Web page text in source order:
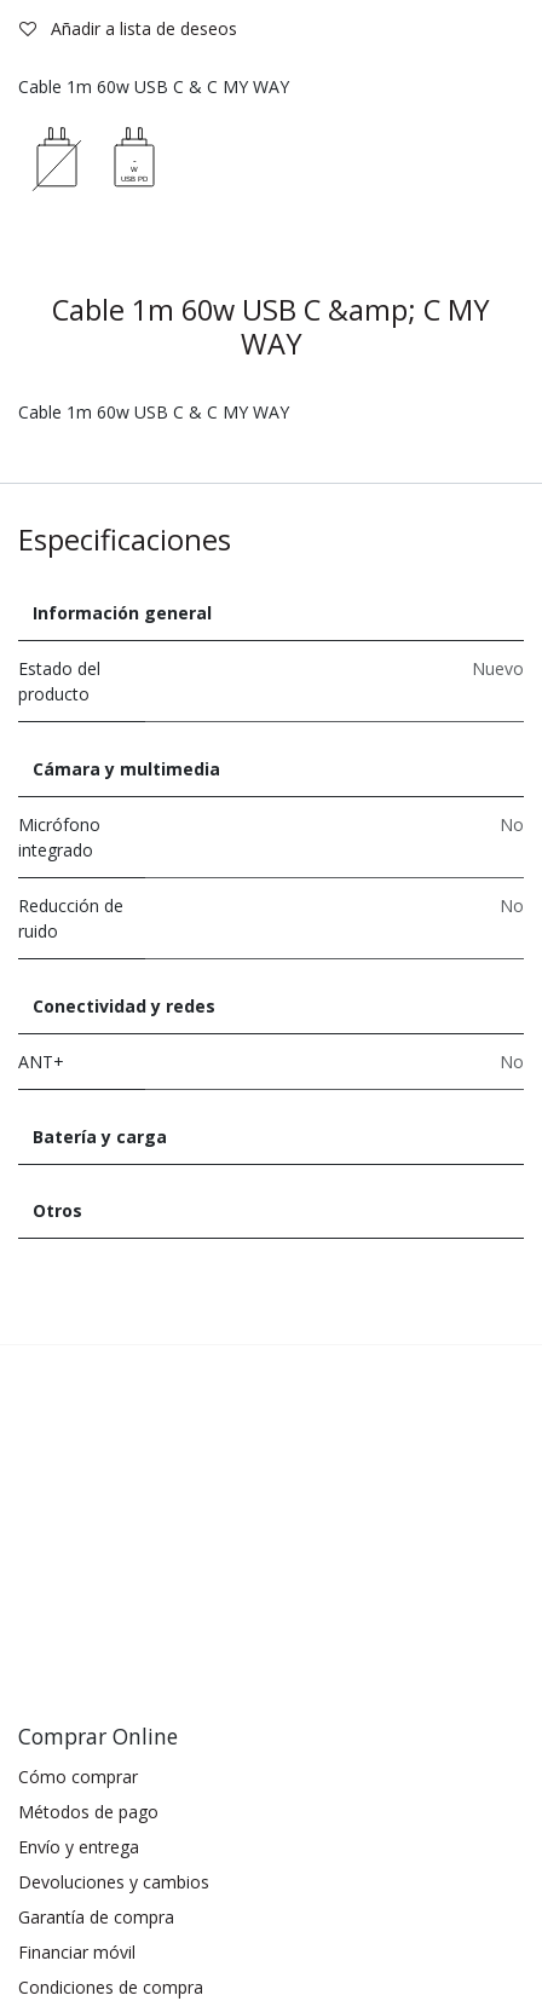
Añadir a lista de deseos
Cable 1m 60w USB C & C MY WAY
Cable 1m 60w USB C &amp; C MY
WAY
Cable 1m 60w USB C & C MY WAY
Especificaciones
Información general
Estado del
producto
Nuevo
Cámara y multimedia
Micrófono
integrado
No
Reducción de
ruido
No
Conectividad y redes
ANT+ No
Batería y carga
Otros
Comprar Online
Cómo comprar
Métodos de pago
Envío y entrega
Devoluciones y cambios
Garantía de compra
Financiar móvil
Condiciones de compra